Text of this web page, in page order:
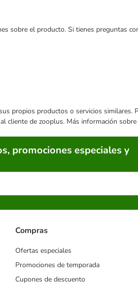
sobre el producto. Si tienes preguntas
propios productos o servicios
cliente de zooplus. Más información sobre
promociones especiales y
Compras
Ofertas especiales
Promociones de temporada
Cupones de descuento